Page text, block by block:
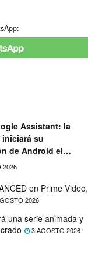
Assistant: la
su
de Android el
2026
en Prime Video,
2026
una serie animada y
3 AGOSTO 2026